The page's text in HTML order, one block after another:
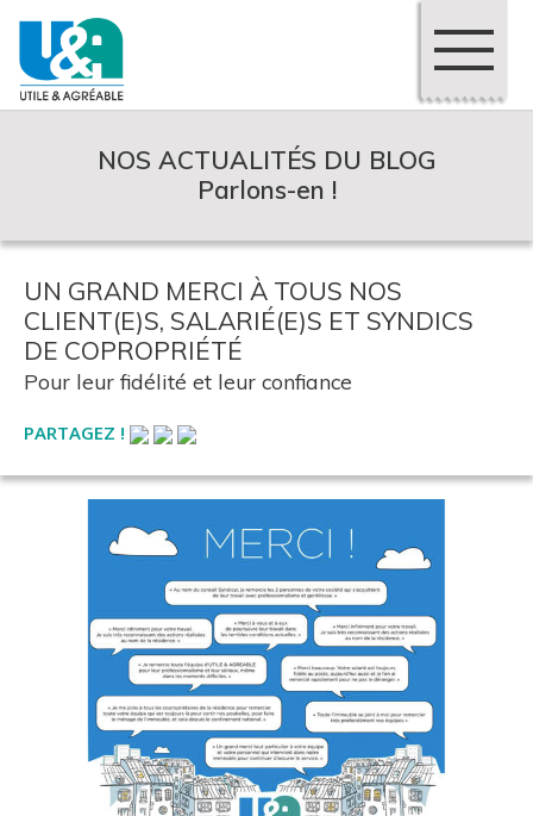
NOS ACTUALITÉS DU BLOG
Parlons-en !
UN GRAND MERCI À TOUS NOS
CLIENT(E)S, SALARIÉ(E)S ET SYNDICS
DE COPROPRIÉTÉ
Pour leur fidélité et leur confiance
PARTAGEZ !